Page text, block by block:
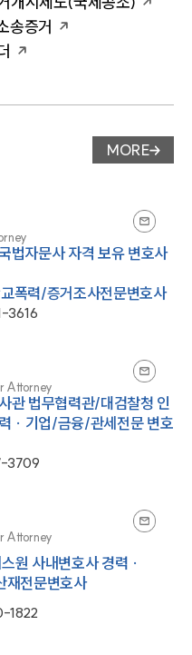
송증거
변호사 페
MORE
법자문사 자격 보유 변호사
폭력/증거조사전문변호사
3616
Attorney
관 법무협력관/대검찰청 인
· 기업/금융/관세전문 변호
3709
Attorney
원 사내변호사 경력 ·
재전문변호사
1822